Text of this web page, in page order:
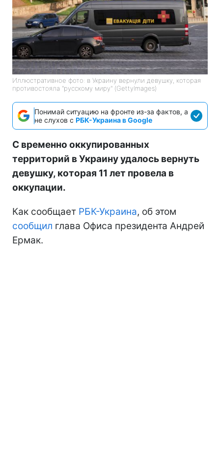
Иллюстративное фото: в Украину вернули девушку, которая
противостояла "русскому миру" (GettyImages)
Понимай ситуацию на фронте из-за фактов, а
не слухов с РБК-Украина в Google
С временно оккупированных
территорий в Украину удалось вернуть
девушку, которая 11 лет провела в
оккупации.
Как сообщает РБК-Украина, об этом
сообщил глава Офиса президента Андрей
Ермак.